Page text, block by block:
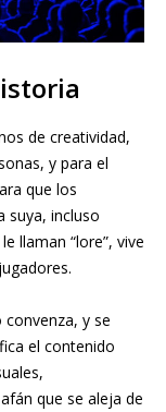
de creatividad,
y para el
que los
suya, incluso
llaman “lore”, vive
y se
el contenido
que se aleja de